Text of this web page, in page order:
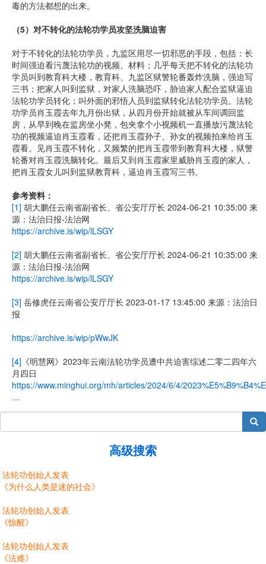
毒的方法都想的出来。
（5）对不转化的法轮功学员攻坚洗脑迫害
对于不转化的法轮功学员，九监区用尽一切邪恶的手段，包括：长
时间强迫看污蔑法轮功的视频、材料；几乎每天把不转化的法轮功
学员叫到教育科大楼，教育科、九监区狱警轮番轰炸洗脑，强迫写
三书；把家人叫到监狱，对家人洗脑恐吓，胁迫家人配合监狱逼迫
法轮功学员转化；叫外面的邪悟人员到监狱转化法轮功学员。法轮
功学员肖玉霞去年九月份出狱，从四月份开始就被从车间调回监
房，从早到晚在监房坐小凳，包夹拿个小视频机一直播放污蔑法轮
功的视频逼迫肖玉霞看，还把肖玉霞孙子、孙女的视频拍来给肖玉
霞看。见肖玉霞不转化，又频繁的把肖玉霞带到教育科大楼，狱警
轮番对肖玉霞洗脑转化。最后又到肖玉霞家里威胁肖玉霞的家人，
把肖玉霞女儿叫到监狱教育科，逼迫肖玉霞写三书。
参考资料：
[1] 胡大鹏任云南省副省长、省公安厅厅长 2024-06-21 10:35:00 来
源：法治日报-法治网
https://archive.is/wip/lLSGY
[2] 胡大鹏任云南省副省长、省公安厅厅长 2024-06-21 10:35:00 来
源：法治日报-法治网
https://archive.is/wip/lLSGY
[3] 岳修虎任云南省公安厅厅长 2023-01-17 13:45:00 来源：法治日
报
https://archive.is/wip/pWwJK
[4] 《明慧网》2023年云南法轮功学员遭中共迫害综述二零二四年六
月四日
https://www.minghui.org/mh/articles/2024/6/4/
…
搜索
高级搜索
法轮功创始人发表
《为什么人类是迷的社会》
法轮功创始人发表
《惊醒》
法轮功创始人发表
《法难》